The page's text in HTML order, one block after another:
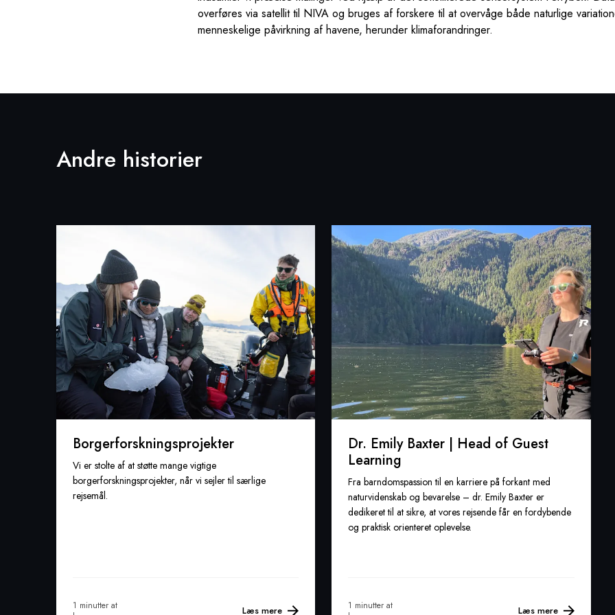
overføres via satellit til NIVA og bruges af forskere til at overvåge både naturlige
menneskelige påvirkning af havene, herunder klimaforandringer.
Andre historier
Borgerforskningsprojekter
Vi er stolte af at støtte mange vigtige
borgerforskningsprojekter, når vi sejler til særlige
rejsemål.
1 minutter at
Læs mere
Dr. Emily Baxter | Head of Guest
Learning
Fra barndomspassion til en karriere på forkant med
naturvidenskab og bevarelse – dr. Emily Baxter er
dedikeret til at sikre, at vores rejsende får en fordybende
og praktisk orienteret oplevelse.
1 minutter at
Læs mere